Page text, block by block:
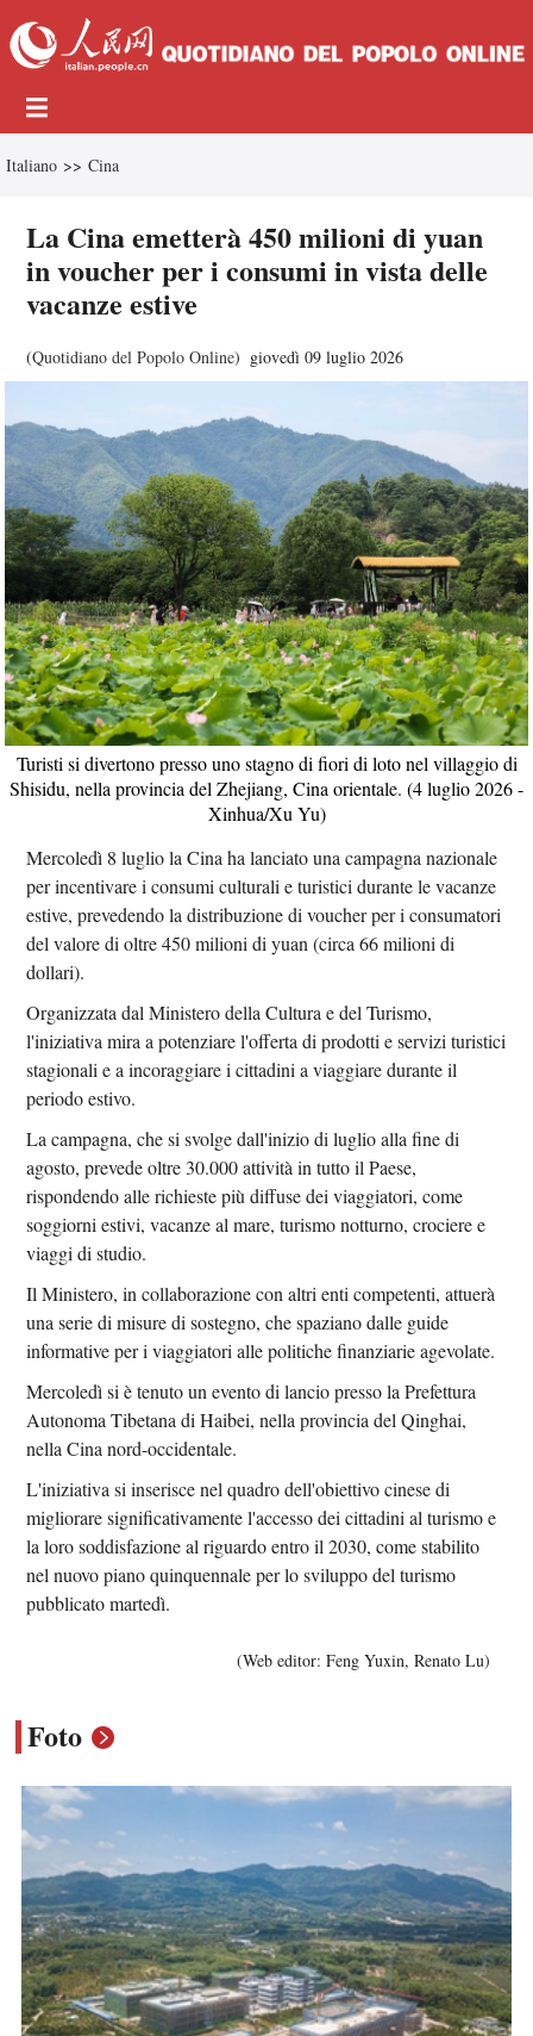
Italiano >> Cina
La Cina emetterà 450 milioni di yuan
in voucher per i consumi in vista delle
vacanze estive
(Quotidiano del Popolo Online) giovedì 09 luglio 2026
Turisti si divertono presso uno stagno di fiori di loto nel villaggio di
Shisidu, nella provincia del Zhejiang, Cina orientale. (4 luglio 2026 -
Xinhua/Xu Yu)
Mercoledì 8 luglio la Cina ha lanciato una campagna nazionale
per incentivare i consumi culturali e turistici durante le vacanze
estive, prevedendo la distribuzione di voucher per i consumatori
del valore di oltre 450 milioni di yuan (circa 66 milioni di
dollari).
Organizzata dal Ministero della Cultura e del Turismo,
l'iniziativa mira a potenziare l'offerta di prodotti e servizi turistici
stagionali e a incoraggiare i cittadini a viaggiare durante il
periodo estivo.
La campagna, che si svolge dall'inizio di luglio alla fine di
agosto, prevede oltre 30.000 attività in tutto il Paese,
rispondendo alle richieste più diffuse dei viaggiatori, come
soggiorni estivi, vacanze al mare, turismo notturno, crociere e
viaggi di studio.
Il Ministero, in collaborazione con altri enti competenti, attuerà
una serie di misure di sostegno, che spaziano dalle guide
informative per i viaggiatori alle politiche finanziarie agevolate.
Mercoledì si è tenuto un evento di lancio presso la Prefettura
Autonoma Tibetana di Haibei, nella provincia del Qinghai,
nella Cina nord-occidentale.
L'iniziativa si inserisce nel quadro dell'obiettivo cinese di
migliorare significativamente l'accesso dei cittadini al turismo e
la loro soddisfazione al riguardo entro il 2030, come stabilito
nel nuovo piano quinquennale per lo sviluppo del turismo
pubblicato martedì.
(Web editor: Feng Yuxin, Renato Lu)
Foto